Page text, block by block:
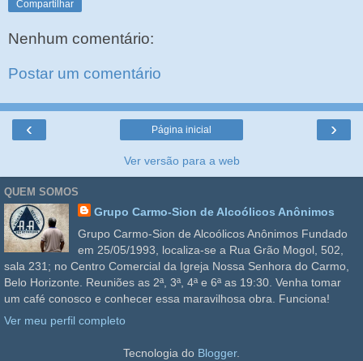
Compartilhar
Nenhum comentário:
Postar um comentário
‹ ›
Página inicial
Ver versão para a web
QUEM SOMOS
Grupo Carmo-Sion de Alcoólicos Anônimos
Grupo Carmo-Sion de Alcoólicos Anônimos Fundado
em 25/05/1993, localiza-se a Rua Grão Mogol, 502,
sala 231; no Centro Comercial da Igreja Nossa Senhora do Carmo,
Belo Horizonte. Reuniões as 2ª, 3ª, 4ª e 6ª as 19:30. Venha tomar
um café conosco e conhecer essa maravilhosa obra. Funciona!
Ver meu perfil completo
Tecnologia do Blogger.